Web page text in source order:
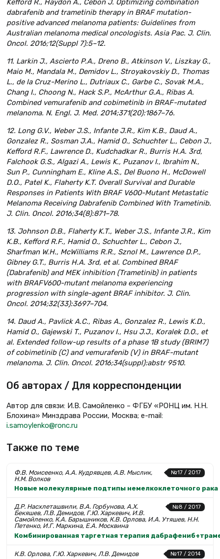
Kefford R., Haydon A., Cebon J. Optimizing combination
dabrafenib and trametinib therapy in BRAF mutation-
positive advanced melanoma patients: Guidelines from
Australian melanoma medical oncologists. Asia Pac. J. Clin.
Oncol. 2016;12(Suppl 7):5–12.
11. Larkin J., Ascierto P.A., Dreno B., Atkinson V., Liszkay G.,
Maio M., Mandala M., Demidov L., Stroyakovskiy D., Thomas
L., de la Cruz-Merino L., Dutriaux C., Garbe C., Sovak M.A.,
Chang I., Choong N., Hack S.P., McArthur G.A., Ribas A.
Combined vemurafenib and cobimetinib in BRAF-mutated
melanoma. N. Engl. J. Med. 2014;371(20):1867–76.
12. Long G.V., Weber J.S., Infante J.R., Kim K.B., Daud A.,
Gonzalez R., Sosman J.A., Hamid O., Schuchter L., Cebon J.,
Kefford R.F., Lawrence D., Kudchadkar R., Burris H.A. 3rd,
Falchook G.S., Algazi A., Lewis K., Puzanov I., Ibrahim N.,
Sun P., Cunningham E., Kline A.S., Del Buono H., McDowell
D.O., Patel K., Flaherty K.T. Overall Survival and Durable
Responses in Patients With BRAF V600-Mutant Metastatic
Melanoma Receiving Dabrafenib Combined With Trametinib.
J. Clin. Oncol. 2016;34(8):871–78.
13. Johnson D.B., Flaherty K.T., Weber J.S., Infante J.R., Kim
K.B., Kefford R.F., Hamid O., Schuchter L., Cebon J.,
Sharfman W.H., McWilliams R.R., Sznol M., Lawrence D.P.,
Gibney G.T., Burris H.A. 3rd, et al. Combined BRAF
(Dabrafenib) and MEK inhibition (Trametinib) in patients
with BRAFV600-mutant melanoma experiencing
progression with single-agent BRAF inhibitor. J. Clin.
Oncol. 2014;32(33):3697–704.
14. Daud A., Pavlick A.C., Ribas A., Gonzalez R., Lewis K.D.,
Hamid O., Gajewski T., Puzanov I., Hsu J.J., Koralek D.O., et
al. Extended follow-up results of a phase 1B study (BRIM7)
of cobimetinib (C) and vemurafenib (V) in BRAF-mutant
melanoma. J. Clin. Oncol. 2016;34(suppl):abstr 9510.
Об авторах / Для корреспонденции
Автор для связи: И.В. Самойленко – ФГБУ «РОНЦ им. Н.Н.
Блохина» Минздрава России, Москва; e-mail:
i.samoylenko@ronc.ru
Также по теме
№17 / 2017
Ф.В. Моисеенко, А.А. Кудрявцев, А.В. Мыслик,
Н.М. Волков
Новые молекулярные подтипы немелкоклеточного рака
№8 / 2017
Д.Р. Насхлеташвили, В.А. Горбунова, А.Х.
Бекяшев, Л.В. Демидов, Г.Ю. Харкевич, И.В.
Самойленко, К.А. Барышников, К.В. Орлова, И.А. Утяшев, Н.Н.
Петенко, И.Г. Маркина, Е.А. Москвина
Комбинированная таргетная терапия
№17 / 2014
К.В. Орлова, Г.Ю. Харкевич, Л.В. Демидов